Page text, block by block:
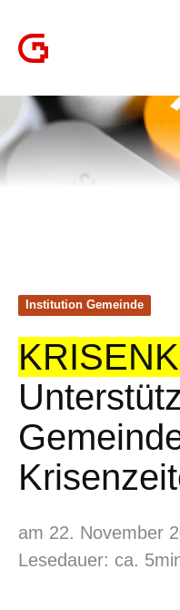
Institution Gemeinde
am 22. November
Lesedauer: ca.